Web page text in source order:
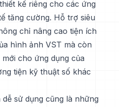
kế riêng cho các ứng
tăng cường. Hỗ trợ siêu
chỉ nâng cao tiện ích
hình ảnh VST mà còn
cho ứng dụng của
tiện kỹ thuật số khác
sử dụng cũng là những